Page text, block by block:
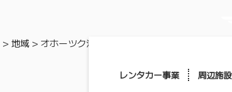
レンタカー事業 周辺施
> 地域 > オホーツク海 流氷